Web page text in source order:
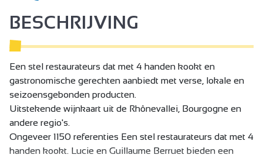
BESCHRIJVING
Een stel restaurateurs dat met 4 handen kookt en
gastronomische gerechten aanbiedt met verse, lokale en
seizoensgebonden producten.
Uitstekende wijnkaart uit de Rhônevallei, Bourgogne en
andere regio's.
Ongeveer 1150 referenties Een stel restaurateurs dat met 4
handen kookt. Lucie en Guillaume Berruet bieden een